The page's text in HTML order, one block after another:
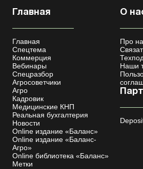
Главная
Главная
Спецтема
Коммерция
Вебинары
Спецразбор
Агросоветчики
Агро
Кадровик
Медицинские КНП
Реальная бухгалтерия
Новости
Online издание «Баланс»
Online издание «Баланс-
Агро»
Online библиотека «Баланс»
Метки
О
Про
Наши